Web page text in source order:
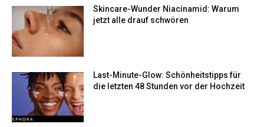
Skincare-Wunder Niacinamid: Warum
jetzt alle drauf schwören
Last-Minute-Glow: Schönheitstipps für
die letzten 48 Stunden vor der Hochzeit